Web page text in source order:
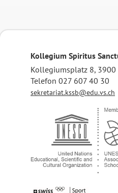
Kollegium Spiritus
Kollegiumsplatz 8, 3900
Telefon 027 607 40 30
sekretariat.kssb@edu.vs.ch